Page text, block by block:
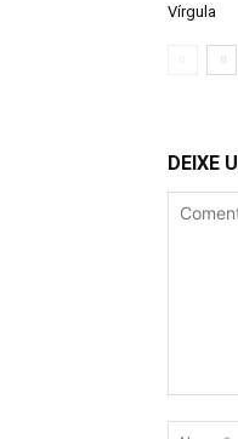
Vírgula
DEIXE